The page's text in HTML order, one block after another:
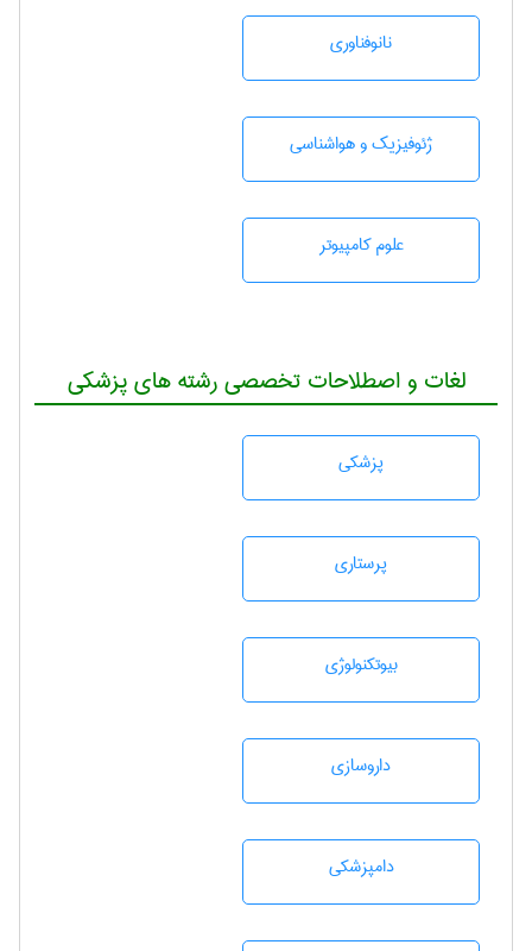
نانوفناوری
ژئوفيزيك و هواشناسی
علوم کامپیوتر
لغات و اصطلاحات تخصصی رشته های پزشکی
پزشكی
پرستاری
بيوتكنولوژی
داروسازی
دامپزشكی